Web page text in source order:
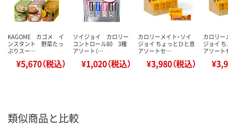
KAGOME カゴメ イ
ンスタント 野菜たっ
ぷりスー…
¥5,670（税込）
ソイジョイ カロリー
コントロール80 3種
アソート（…
¥1,020（税込）
カロリーメイト・ソイ
ジョイ ちょっとひと息
アソートセ…
¥3,980（税込）
カロリー
ジョイ
アソー
類似商品と比較